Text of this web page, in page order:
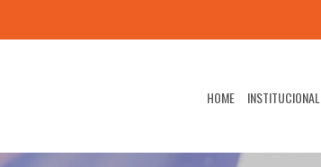
HOME INSTITUCIONAL